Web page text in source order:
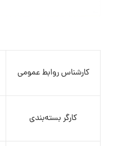
کارشناس روابط عمومی
کارگر بسته‌بندی